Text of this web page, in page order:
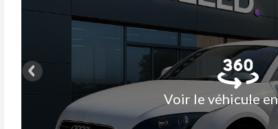
Voir le véhicule